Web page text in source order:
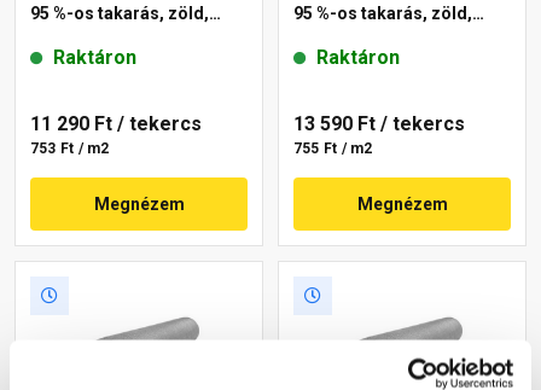
95 %-os takarás, zöld,
Raktáron
11 290 Ft / tekercs
753 Ft / m2
Megnézem
95 %-os takarás, zöld,
Raktáron
13 590 Ft / tekercs
755 Ft / m2
Megnézem